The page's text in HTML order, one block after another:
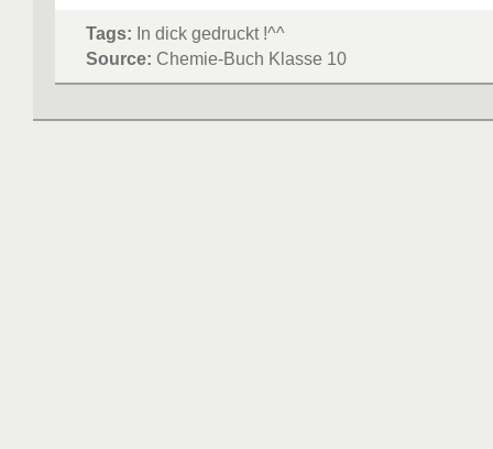
Tags: In dick gedruckt !^^
Source: Chemie-Buch Klasse 10